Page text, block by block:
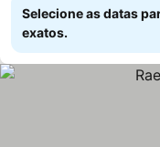
Selecione as datas
exatos.